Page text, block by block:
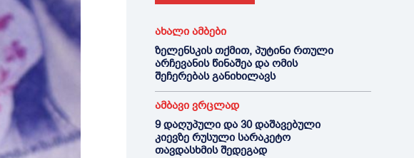
ახალი ამბები
ზელენსკის თქმით, პუტინი რთული
არჩევანის წინაშეა და ომის
შეჩერებას განიხილავს
ამბავი ვრცლად
9 დაღუპული და 30 დაშავებული
კიევზე რუსული სარაკეტო
თავდასხმის შედეგად